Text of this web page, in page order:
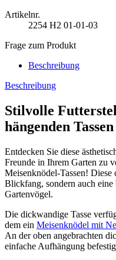
Artikelnr.
2254 H2 01-01-03
Frage zum Produkt
Beschreibung
Beschreibung
Stilvolle
hängenden Tassen
Entdecken Sie diese
Freunde in Ihrem Garten zu
Meisenknödel-Tassen! Diese
Blickfang, sondern auch
Gartenvögel.
Die dickwandige Tasse
dem ein Meisenknödel mit
An der oben angebrachten
einfache Aufhängung